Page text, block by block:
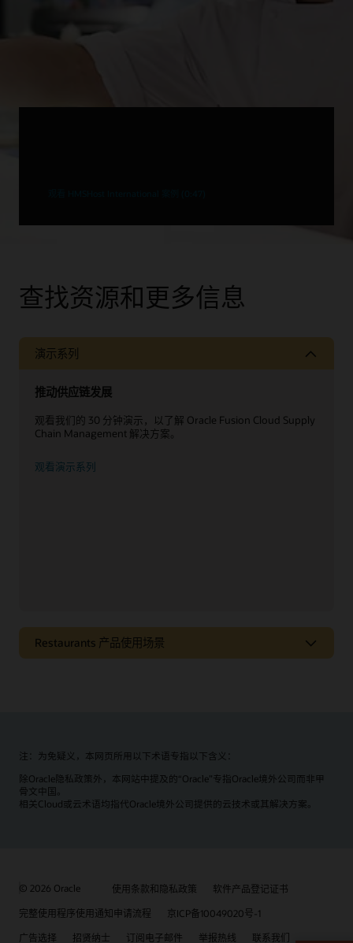
查找资源和更多信息
演示系列
推动供应链发展
观看我们的 30 分钟演示，以了解 Oracle Fusion Cloud Supply
Chain Management 解决方案。
观看演示系列
Restaurants 产品使用场景
查看啤酒酿造演示视频
注：为免疑义，本网页所用以下术语专指以下含义：
除Oracle隐私政策外，本网站中提及的“Oracle”专指Oracle境外公司而非甲
骨文中国。
相关Cloud或云术语均指代Oracle境外公司提供的云技术或其解决方案。
© 2026 Oracle 使用条款和隐私政策
软件产品登记证书
完整使用程序使用通知申请流程
京ICP备10049020号-1
广告选择
招贤纳士 订阅电子邮件 举报热线 联系我们